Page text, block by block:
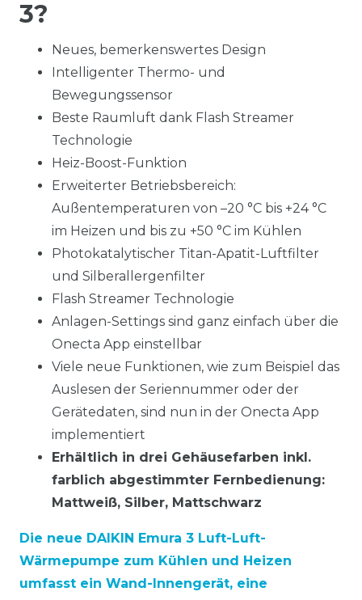
3?
Neues, bemerkenswertes Design
Intelligenter Thermo- und
Bewegungssensor
Beste Raumluft dank Flash Streamer
Technologie
Heiz-Boost-Funktion
Erweiterter Betriebsbereich:
Außentemperaturen von –20 °C bis +24 °C
im Heizen und bis zu +50 °C im Kühlen
Photokatalytischer Titan-Apatit-Luftfilter
und Silberallergenfilter
Flash Streamer Technologie
Anlagen-Settings sind ganz einfach über die
Onecta App einstellbar
Viele neue Funktionen, wie zum Beispiel das
Auslesen der Seriennummer oder der
Gerätedaten, sind nun in der Onecta App
implementiert
Erhältlich in drei Gehäusefarben inkl.
farblich abgestimmter Fernbedienung:
Mattweiß, Silber, Mattschwarz
Die neue DAIKIN Emura 3 Luft-Luft-
Wärmepumpe zum Kühlen und Heizen
umfasst ein Wand-Innengerät, eine